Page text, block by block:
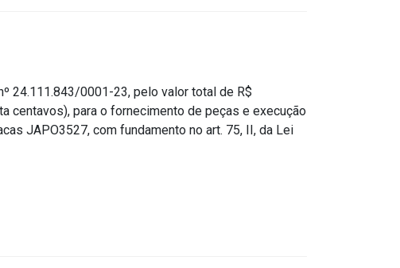
24.111.843/0001-23, pelo valor total de R$
centavos), para o fornecimento de peças e execução
JAPO3527, com fundamento no art. 75, II, da Lei